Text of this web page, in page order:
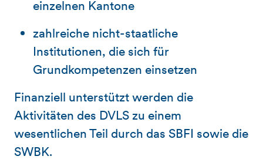
einzelnen Kantone
zahlreiche nicht-staatliche
Institutionen, die sich für
Grundkompetenzen einsetzen
Finanziell unterstützt werden die
Aktivitäten des DVLS zu einem
wesentlichen Teil durch das SBFI sowie die
SWBK.